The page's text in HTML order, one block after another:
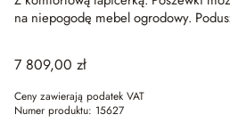
na niepogodę mebel ogrodowy.
7 809,00 zł
Ceny zawierają podatek VAT
Numer produktu: 15627